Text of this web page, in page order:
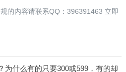
的内容请联系QQ：396391463 立即
为什么有的只要300或599，有的却